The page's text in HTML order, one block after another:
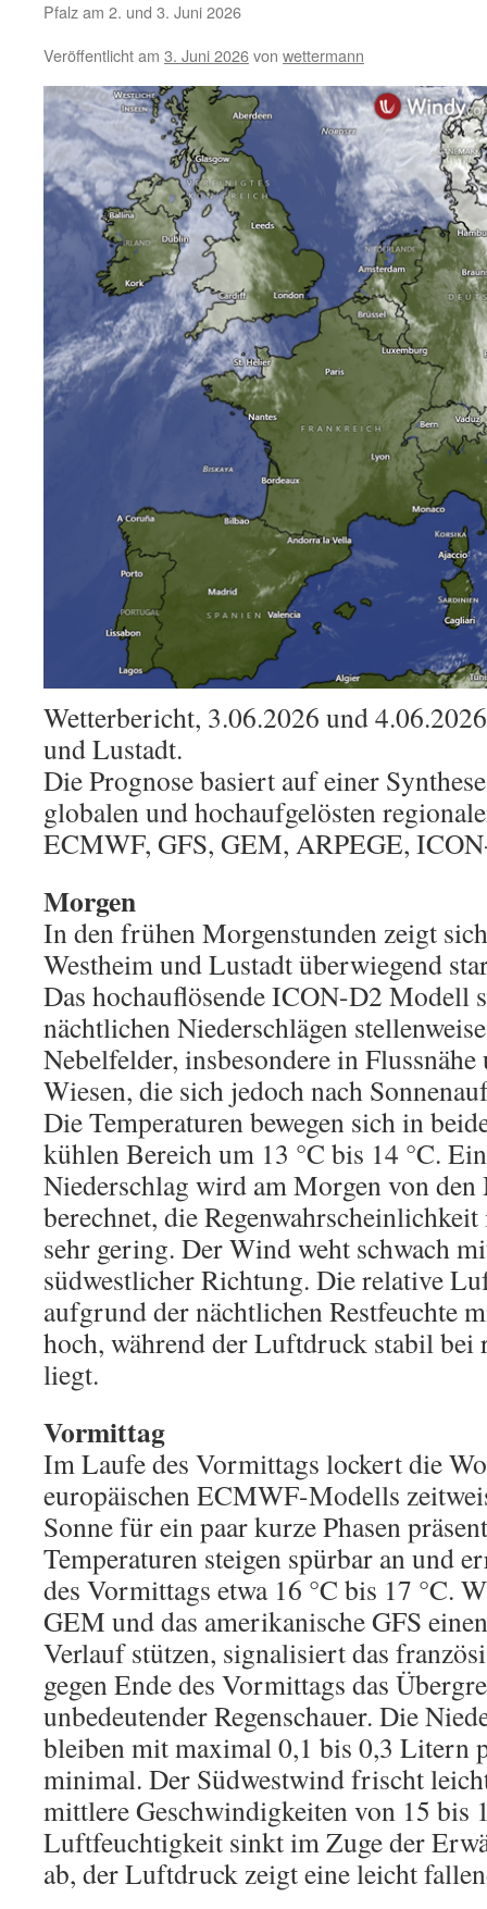
Pfalz am 2. und 3. Juni 2026
Veröffentlicht am 3. Juni 2026von wettermann
Wetterbericht, 3.06.2026 und
und Lustadt.
Die Prognose basiert auf einer
globalen und hochaufgelösten
ECMWF, GFS, GEM, ARPEGE,
Morgen
In den frühen Morgenstunden zeigt
Westheim und Lustadt überwiegend
Das hochauflösende ICON-D2 Modell
nächtlichen Niederschlägen
Nebelfelder, insbesondere in
Wiesen, die sich jedoch nach
Die Temperaturen bewegen sich in
kühlen Bereich um 13 °C bis 14 °C.
Niederschlag wird am Morgen von
berechnet, die
sehr gering. Der Wind weht schwach
südwestlicher Richtung. Die relative
aufgrund der nächtlichen Restfeuchte
hoch, während der Luftdruck stabil bei
liegt.
Vormittag
Im Laufe des Vormittags lockert die
europäischen ECMWF-Modells
Sonne für ein paar kurze Phasen
Temperaturen steigen spürbar an und
des Vormittags etwa 16 °C bis 17 °C.
GEM und das amerikanische GFS
Verlauf stützen, signalisiert das
gegen Ende des Vormittags das
unbedeutender Regenschauer. Die
bleiben mit maximal 0,1 bis 0,3 Litern
minimal. Der Südwestwind frischt
mittlere Geschwindigkeiten von 15 bis
Luftfeuchtigkeit sinkt im Zuge der
ab, der Luftdruck zeigt eine leicht